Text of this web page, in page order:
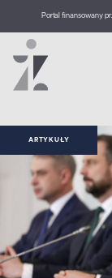
Portal finansowany
ARTYKUŁY